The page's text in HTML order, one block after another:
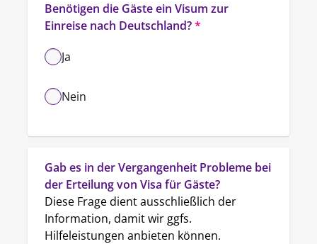
Benötigen die Gäste ein Visum zur
Einreise nach Deutschland?*
Ja
Nein
Gab es in der Vergangenheit Probleme bei
der Erteilung von Visa für Gäste?
Diese Frage dient ausschließlich der
Information, damit wir ggfs.
Hilfeleistungen anbieten können.